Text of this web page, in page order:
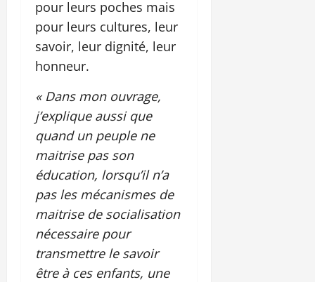
pour leurs poches mais
pour leurs cultures, leur
savoir, leur dignité, leur
honneur.
« Dans mon ouvrage,
j’explique aussi que
quand un peuple ne
maitrise pas son
éducation, lorsqu’il n’a
pas les mécanismes de
maitrise de socialisation
nécessaire pour
transmettre le savoir
être à ces enfants, une